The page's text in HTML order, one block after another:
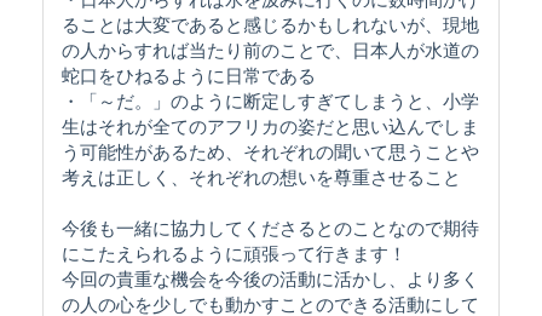
ることは大変であると感じるかもしれないが、現地
の人からすれば当たり前のことで、日本人が水道の
蛇口をひねるように日常である
・「～だ。」のように断定しすぎてしまうと、小学
生はそれが全てのアフリカの姿だと思い込んでしま
う可能性があるため、それぞれの聞いて思うことや
考えは正しく、それぞれの想いを尊重させること
今後も一緒に協力してくださるとのことなので期待
にこたえられるように頑張って行きます！
今回の貴重な機会を今後の活動に活かし、より多く
の人の心を少しでも動かすことのできる活動にして